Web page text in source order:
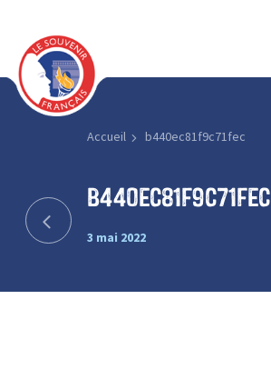
Accueil b440ec81f9c71fec
b440ec81f9c71fec
3 mai 2022